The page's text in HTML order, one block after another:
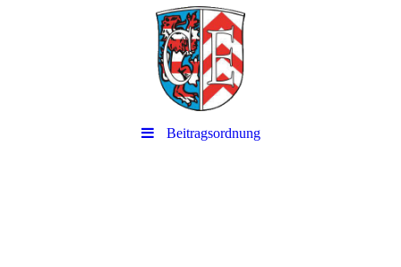
Beitragsordnung